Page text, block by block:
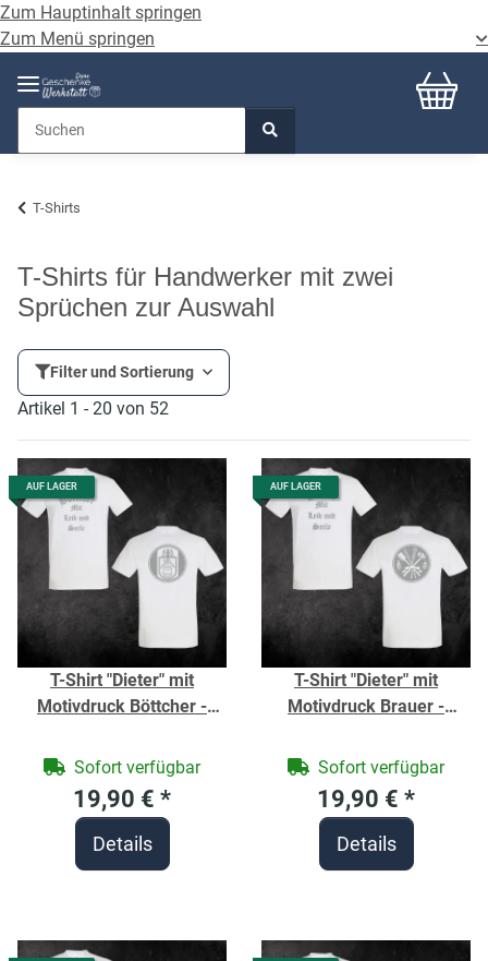
Zum Hauptinhalt springen
Zum Menü springen
T-Shirts
T-Shirts für Handwerker mit zwei
Sprüchen zur Auswahl
Filter und Sortierung
Artikel 1 - 20 von 52
AUF LAGER
T-Shirt "Dieter" mit
Motivdruck Böttcher -
Handwerker -
Sofort verfügbar
19,90 € *
Details
AUF LAGER
T-Shirt "Dieter" mit
Motivdruck Brauer -
Handwerker -
Sofort verfügbar
19,90 € *
Details